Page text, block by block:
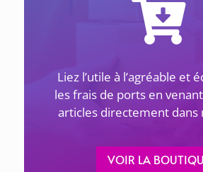
ACTUALITÉS
LES GÉNOCIDES DU 20E SIÈCLE ET
La Maison de la Culture
Liez l’utile à l’agréable et
les frais de ports en
articles directement dans
VOIR LA